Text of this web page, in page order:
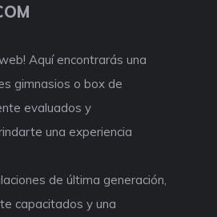
Aquí encontrarás una
gimnasios o box de
evaluados y
una experiencia
de última generación,
capacitados y una